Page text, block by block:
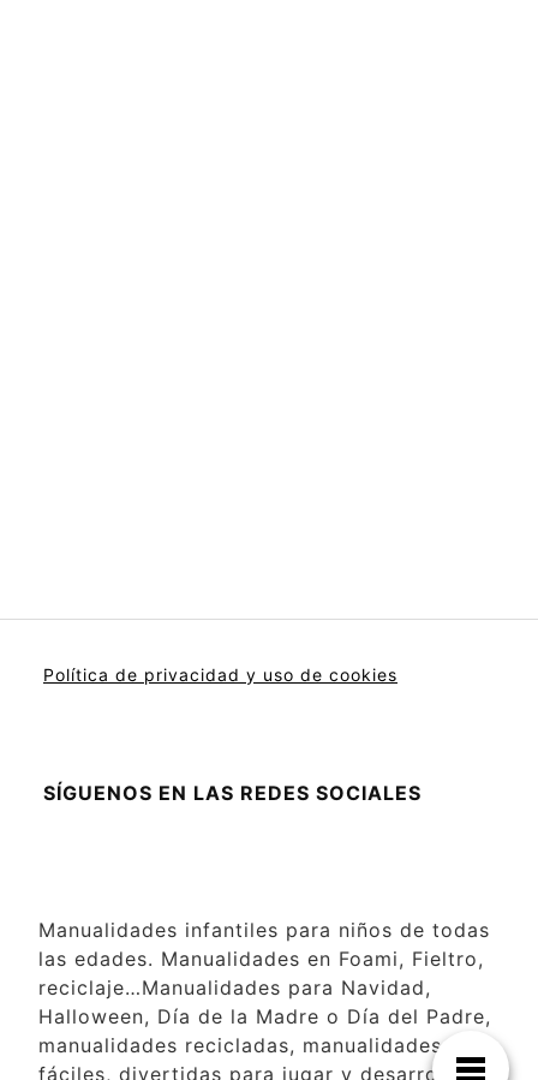
Política de privacidad y uso de cookies
SÍGUENOS EN LAS REDES SOCIALES
Manualidades infantiles para niños de todas
las edades. Manualidades en Foami, Fieltro,
reciclaje…Manualidades para Navidad,
Halloween, Día de la Madre o Día del Padre,
manualidades recicladas, manualidades
fáciles, divertidas para jugar y desarrollar la